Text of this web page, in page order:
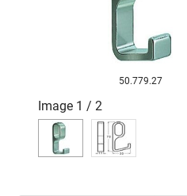
50.779.27
Image 1 / 2